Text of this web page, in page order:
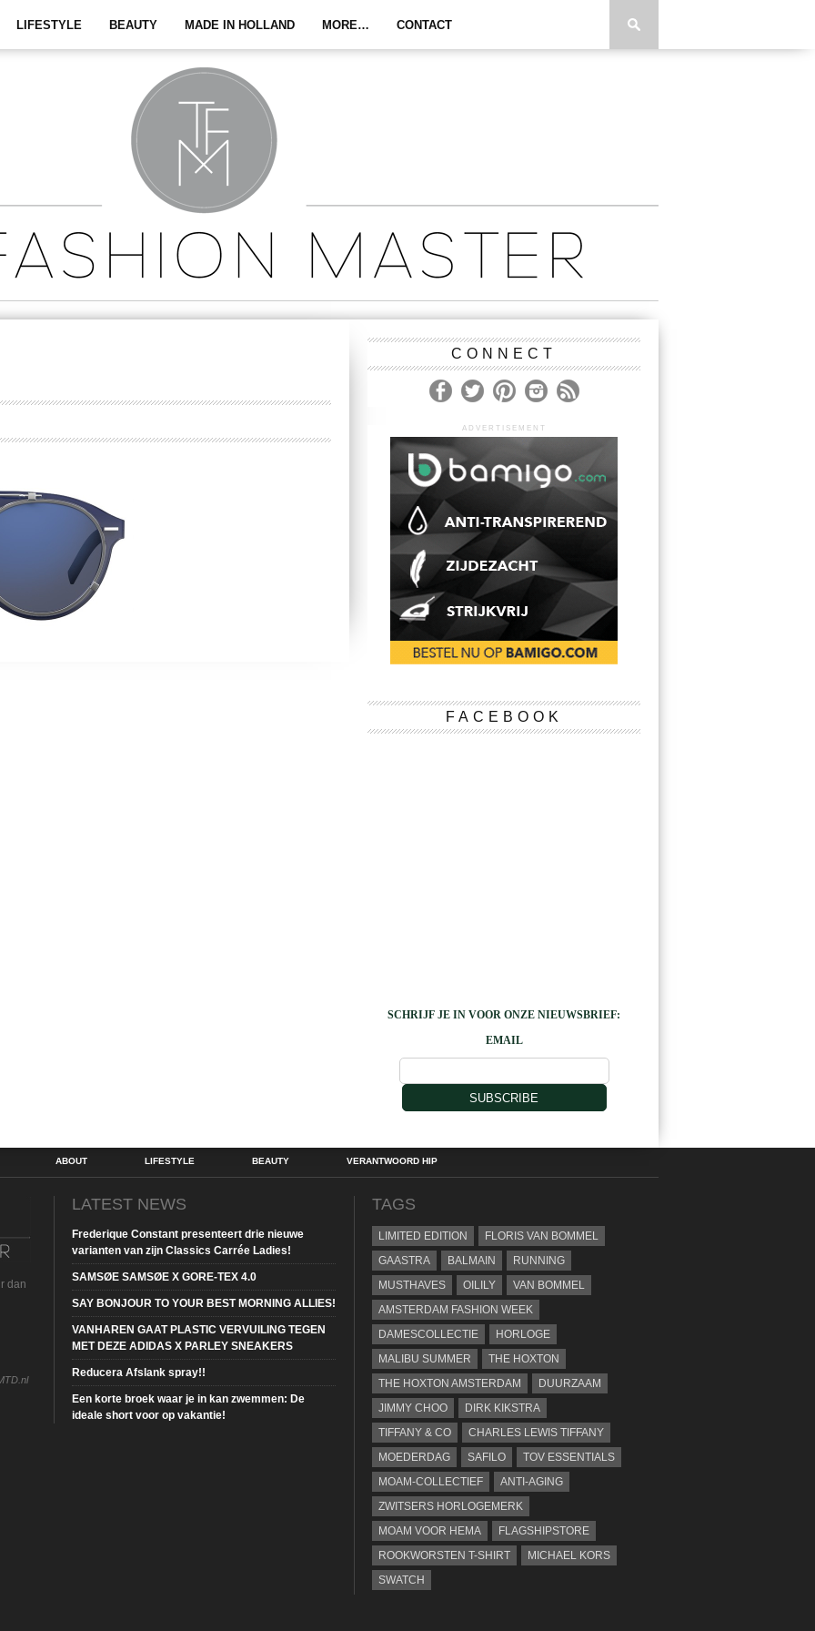
LIFESTYLE BEAUTY MADE IN HOLLAND MORE… CONTACT
CONNECT
ADVERTISEMENT
FACEBOOK
SCHRIJF JE IN VOOR ONZE NIEUWSBRIEF:
EMAIL
SUBSCRIBE
ABOUT LIFESTYLE BEAUTY VERANTWOORD HIP
dan
LATEST NEWS
Frederique Constant presenteert drie nieuwe
varianten van zijn Classics Carrée Ladies!
SAMSØE SAMSØE X GORE-TEX 4.0
SAY BONJOUR TO YOUR BEST MORNING ALLIES!
VANHAREN GAAT PLASTIC VERVUILING TEGEN
MET DEZE ADIDAS X PARLEY SNEAKERS
Reducera Afslank spray!!
Een korte broek waar je in kan zwemmen: De
ideale short voor op vakantie!
TAGS
LIMITED EDITION
FLORIS VAN BOMMEL
GAASTRA
BALMAIN
RUNNING
MUSTHAVES
OILILY
VAN BOMMEL
AMSTERDAM FASHION WEEK
DAMESCOLLECTIE
HORLOGE
MALIBU SUMMER
THE HOXTON
THE HOXTON AMSTERDAM
DUURZAAM
JIMMY CHOO
DIRK KIKSTRA
TIFFANY & CO
CHARLES LEWIS TIFFANY
MOEDERDAG
SAFILO
TOV ESSENTIALS
MOAM-COLLECTIEF
ANTI-AGING
ZWITSERS HORLOGEMERK
MOAM VOOR HEMA
FLAGSHIPSTORE
ROOKWORSTEN T-SHIRT
MICHAEL KORS
SWATCH